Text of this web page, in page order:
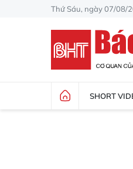
Thứ Sáu, ngày 07/08/
SHORT